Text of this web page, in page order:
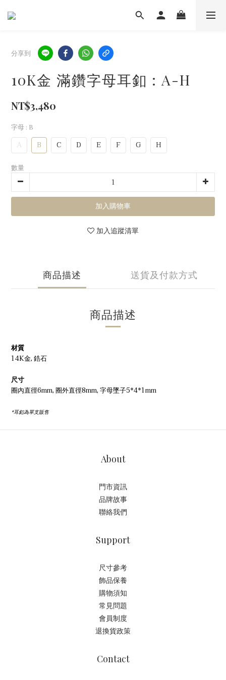
分享到
10K金 滿鑽字母耳釦 : A-H
NT$3,480
字母: B
A B C D E F G H
數量
加入購物車
加入追蹤清單
商品描述 送貨及付款方式
商品描述
材質
14K金, 鋯石
尺寸
圈內直徑6mm, 圈外直徑8mm, 字母墜子5*4*1mm
*耳釦為單支販售
About
門市資訊
品牌故事
聯絡我們
Support
尺寸參考
飾品保養
購物須知
常見問題
會員制度
退換貨政策
Contact